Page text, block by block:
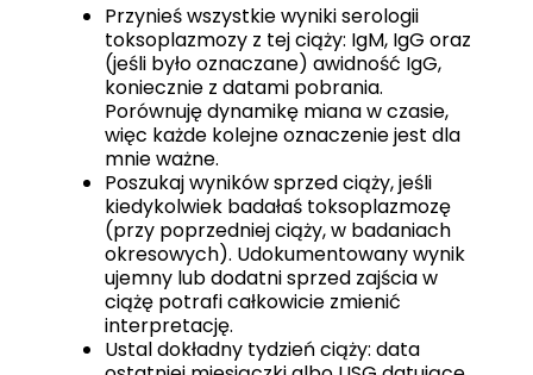
Przynieś wszystkie wyniki serologii
toksoplazmozy z tej ciąży: IgM, IgG oraz
(jeśli było oznaczane) awidność IgG,
koniecznie z datami pobrania.
Porównuję dynamikę miana w czasie,
więc każde kolejne oznaczenie jest dla
mnie ważne.
Poszukaj wyników sprzed ciąży, jeśli
kiedykolwiek badałaś toksoplazmozę
(przy poprzedniej ciąży, w badaniach
okresowych). Udokumentowany wynik
ujemny lub dodatni sprzed zajścia w
ciążę potrafi całkowicie zmienić
interpretację.
Ustal dokładny tydzień ciąży: data